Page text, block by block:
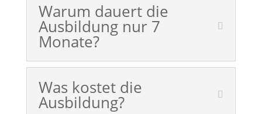
Warum dauert die
Ausbildung nur 7
Monate?
Was kostet die
Ausbildung?